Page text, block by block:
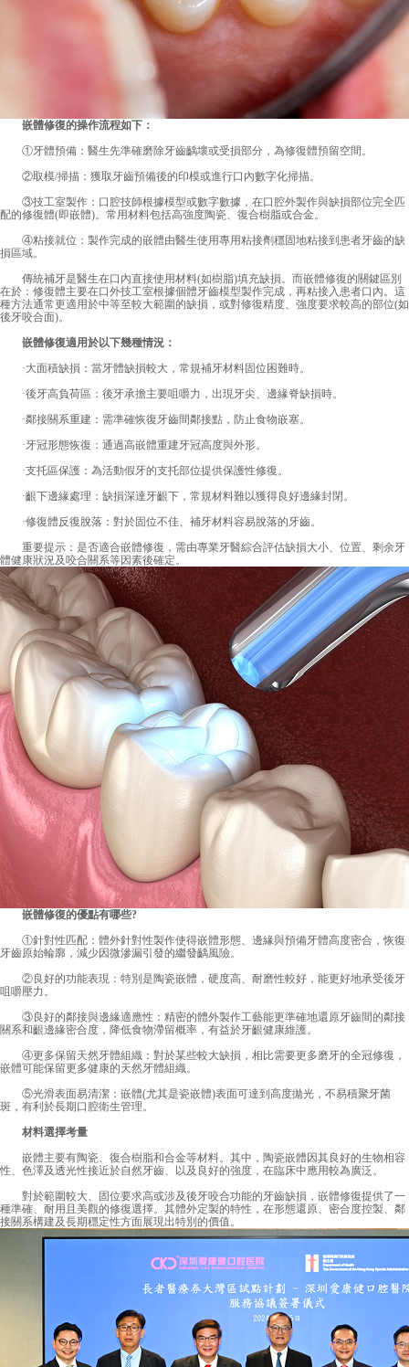
嵌體修復的操作流程如下：
①牙體預備：醫生先準確磨除牙齒齲壞或受損部分，為修復體預留空間。
②取模/掃描：獲取牙齒預備後的印模或進行口內數字化掃描。
③技工室製作：口腔技師根據模型或數字數據，在口腔外製作與缺損部位完全匹
配的修復體(即嵌體)。常用材料包括高強度陶瓷、復合樹脂或合金。
④粘接就位：製作完成的嵌體由醫生使用專用粘接劑穩固地粘接到患者牙齒的缺
損區域。
傳統補牙是醫生在口內直接使用材料(如樹脂)填充缺損。而嵌體修復的關鍵區別
在於：修復體主要在口外技工室根據個體牙齒模型製作完成，再粘接入患者口內。這
種方法通常更適用於中等至較大範圍的缺損，或對修復精度、強度要求較高的部位(如
後牙咬合面)。
嵌體修復適用於以下幾種情況：
·大面積缺損：當牙體缺損較大，常規補牙材料固位困難時。
·後牙高負荷區：後牙承擔主要咀嚼力，出現牙尖、邊緣脊缺損時。
·鄰接關系重建：需準確恢復牙齒間鄰接點，防止食物嵌塞。
·牙冠形態恢復：通過高嵌體重建牙冠高度與外形。
·支托區保護：為活動假牙的支托部位提供保護性修復。
·齦下邊緣處理：缺損深達牙齦下，常規材料難以獲得良好邊緣封閉。
·修復體反復脫落：對於固位不佳、補牙材料容易脫落的牙齒。
重要提示：是否適合嵌體修復，需由專業牙醫綜合評估缺損大小、位置、剩余牙
體健康狀況及咬合關系等因素後確定。
嵌體修復的優點有哪些?
①針對性匹配：體外針對性製作使得嵌體形態、邊緣與預備牙體高度密合，恢復
牙齒原始輪廓，減少因微滲漏引發的繼發齲風險。
②良好的功能表現：特別是陶瓷嵌體，硬度高、耐磨性較好，能更好地承受後牙
咀嚼壓力。
③良好的鄰接與邊緣適應性：精密的體外製作工藝能更準確地還原牙齒間的鄰接
關系和齦邊緣密合度，降低食物滯留概率，有益於牙齦健康維護。
④更多保留天然牙體組織：對於某些較大缺損，相比需要更多磨牙的全冠修復，
嵌體可能保留更多健康的天然牙體組織。
⑤光滑表面易清潔：嵌體(尤其是瓷嵌體)表面可達到高度拋光，不易積聚牙菌
斑，有利於長期口腔衛生管理。
材料選擇考量
嵌體主要有陶瓷、復合樹脂和合金等材料。其中，陶瓷嵌體因其良好的生物相容
性、色澤及透光性接近於自然牙齒、以及良好的強度，在臨床中應用較為廣泛。
對於範圍較大、固位要求高或涉及後牙咬合功能的牙齒缺損，嵌體修復提供了一
種準確、耐用且美觀的修復選擇。其體外定製的特性，在形態還原、密合度控製、鄰
接關系構建及長期穩定性方面展現出特別的價值。